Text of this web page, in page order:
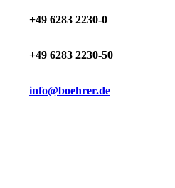
+49 6283 2230-0
+49 6283 2230-50
info@boehrer.de